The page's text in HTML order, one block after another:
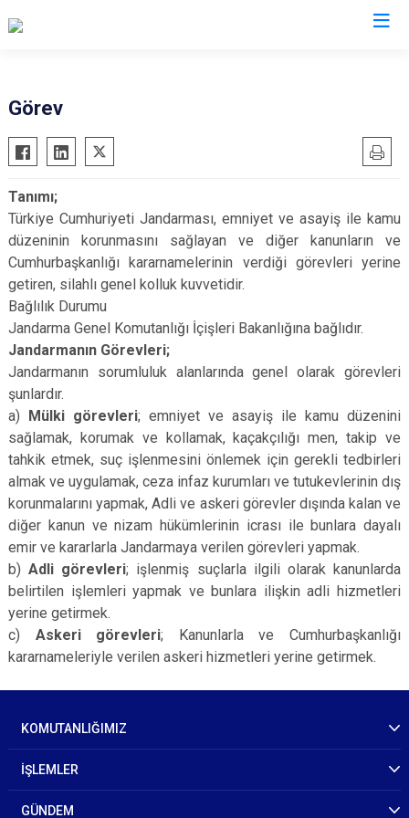
Görev
Tanımı;
Türkiye Cumhuriyeti Jandarması, emniyet ve asayiş ile kamu
düzeninin korunmasını sağlayan ve diğer kanunların ve
Cumhurbaşkanlığı kararnamelerinin verdiği görevleri yerine
getiren, silahlı genel kolluk kuvvetidir.
Bağlılık Durumu
Jandarma Genel Komutanlığı İçişleri Bakanlığına bağlıdır.
Jandarmanın Görevleri;
Jandarmanın sorumluluk alanlarında genel olarak görevleri
şunlardır.
a) Mülki görevleri; emniyet ve asayiş ile kamu düzenini
sağlamak, korumak ve kollamak, kaçakçılığı men, takip ve
tahkik etmek, suç işlenmesini önlemek için gerekli tedbirleri
almak ve uygulamak, ceza infaz kurumları ve tutukevlerinin dış
korunmalarını yapmak, Adli ve askeri görevler dışında kalan ve
diğer kanun ve nizam hükümlerinin icrası ile bunlara dayalı
emir ve kararlarla Jandarmaya verilen görevleri yapmak.
b)Adli görevleri; işlenmiş suçlarla ilgili olarak kanunlarda
belirtilen işlemleri yapmak ve bunlara ilişkin adli hizmetleri
yerine getirmek.
c) Askeri görevleri; Kanunlarla ve Cumhurbaşkanlığı
kararnameleriyle verilen askeri hizmetleri yerine getirmek.
KOMUTANLIĞIMIZ
İŞLEMLER
GÜNDEM